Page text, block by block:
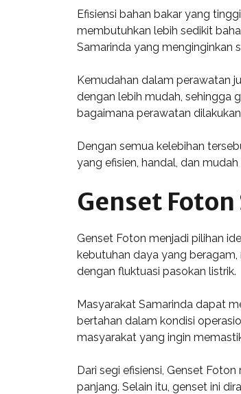
Efisiensi bahan bakar yang
membutuhkan lebih sedikit
Samarinda yang menginginkan
Kemudahan dalam perawatan
dengan lebih mudah, sehingga
bagaimana perawatan
Dengan semua kelebihan
yang efisien, handal, dan
Genset
Genset Foton menjadi pilihan
kebutuhan daya yang
dengan fluktuasi pasokan listrik.
Masyarakat Samarinda dapat
bertahan dalam kondisi
masyarakat yang ingin
Dari segi efisiensi, Genset
panjang. Selain itu, genset ini